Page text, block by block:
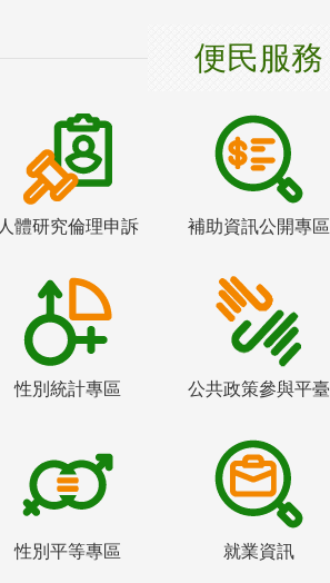
便民服務
人體研究倫理申訴 補助資訊公開專區
性別統計專區 公共政策參與平臺
性別平等專區 就業資訊